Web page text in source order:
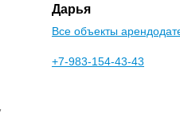
Дарья
Все объекты
+7-983-154-43-43